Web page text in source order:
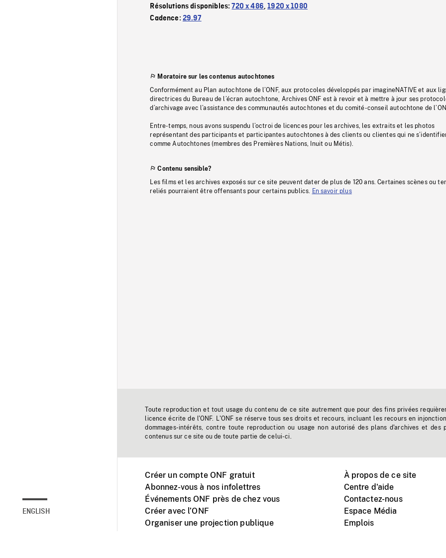
ENGLISH
Résolutions disponibles:720 x 486,1920 x 1080
Cadence: 29.97
Moratoire sur les contenus autochtones
Conformément au Plan autochtone de l’ONF, aux protocoles développés par imagineNATIVE et aux
directrices du Bureau de l’écran autochtone, Archives ONF est à revoir et à mettre à jour ses
d’archivage avec l’assistance des communautés autochtones et du comité-conseil autochtone de
Entre-temps, nous avons suspendu l’octroi de licences pour les archives, les extraits et les photos
représentant des participants et participantes autochtones à des clients ou clientes qui ne
comme Autochtones (membres des Premières Nations, Inuit ou Métis).
Contenu sensible?
Les films et les archives exposés sur ce site peuvent dater de plus de 120 ans. Certaines scènes ou
reliés pourraient être offensants pour certains publics.
En savoir plus
Toute reproduction et tout usage du contenu de ce site autrement que pour des fins privées
licence écrite de l'ONF. L'ONF se réserve tous ses droits et recours, incluant les recours en
dommages-intérêts, contre toute reproduction ou usage non autorisé des plans d'archives et des
contenus sur ce site ou de toute partie de celui-ci.
Créer un compte ONF gratuit
Abonnez-vous à nos infolettres
Événements ONF près de chez vous
Créer avec l’ONF
Organiser une projection publique
À propos de ce site
Centre d'aide
Contactez-nous
Espace Média
Emplois